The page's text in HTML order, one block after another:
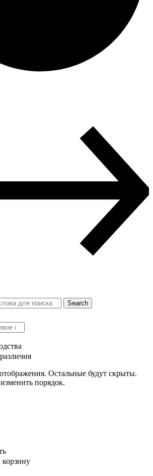
Search
Остальные будут скрыты.
порядок.
корзину